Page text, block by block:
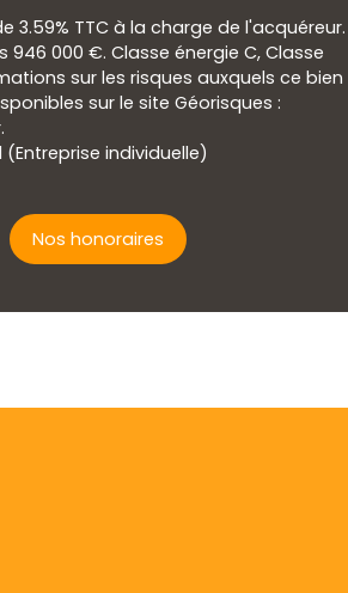
3.59% TTC à la charge de l'acquéreur.
946 000 €. Classe énergie C, Classe
sur les risques auxquels ce bien
sur le site Géorisques :
individuelle)
Nos honoraires